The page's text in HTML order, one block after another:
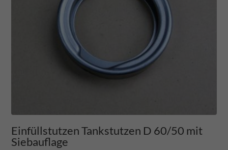
Einfüllstutzen Tankstutzen D 60/50 mit
Siebauflage